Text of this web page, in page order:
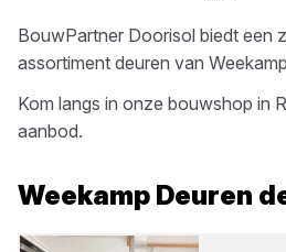
BouwPartner Doorisol biedt een
assortiment deuren van
Kom langs in onze bouwshop in
aanbod.
Weekamp Deuren